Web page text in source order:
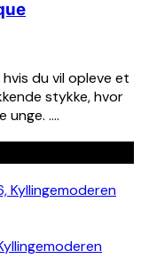
du vil opleve et
stykke, hvor
unge. ….